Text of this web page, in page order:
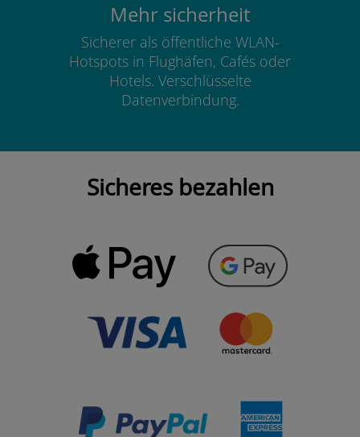
Mehr sicherheit
Sicherer als öffentliche WLAN-
Hotspots in Flughäfen, Cafés oder
Hotels. Verschlüsselte
Datenverbindung.
Sicheres bezahlen